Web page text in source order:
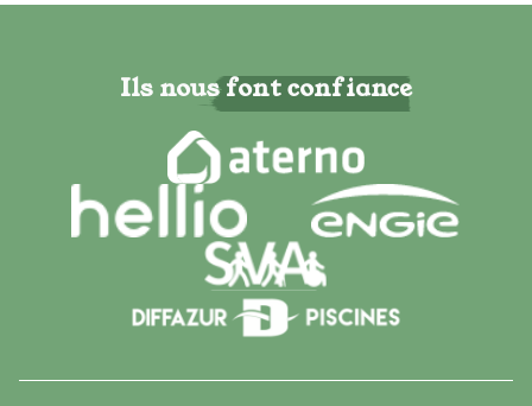
Ils nous font confiance